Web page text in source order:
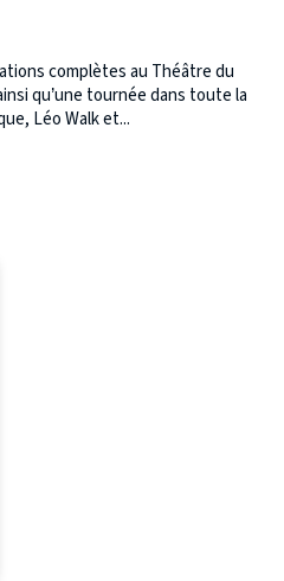
complètes au Théâtre du
qu’une tournée dans toute la
Léo Walk et...